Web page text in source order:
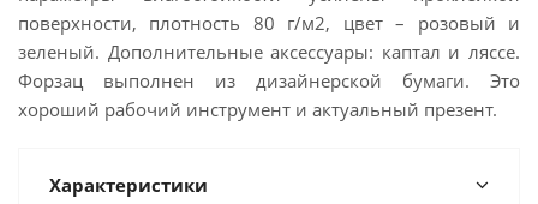
поверхности, плотность 80 г/м2, цвет – розовый и
зеленый. Дополнительные аксессуары: каптал и ляссе.
Форзац выполнен из дизайнерской бумаги. Это
хороший рабочий инструмент и актуальный презент.
Характеристики